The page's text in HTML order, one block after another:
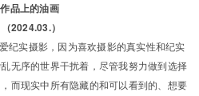
品上的油画
2024.03.）
纪实摄影，因为喜欢摄影的真实性和纪实
无序的世界干扰着，尽管我努力做到选择
而现实中所有隐藏的和可以看到的、想要